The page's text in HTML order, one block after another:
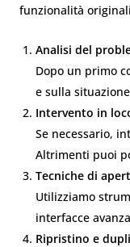
funzionalità
Analisi del
Dopo un primo
e sulla
Intervento in
Se necessario,
Altrimenti puoi
Tecniche di
Utilizziamo
interfacce
Ripristino e